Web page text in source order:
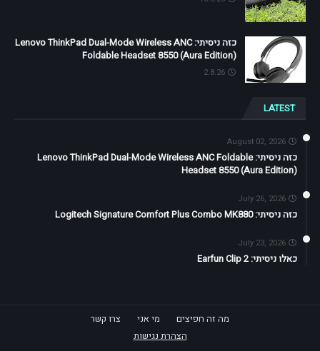
כזה ניסיתי: Lenovo ThinkPad Dual-Mode Wireless ANC
Foldable Headset 8550 (Aura Edition)
2.8.26
LATEST
August 02, 2026
כזה ניסיתי: Lenovo ThinkPad Dual-Mode Wireless ANC Foldable
Headset 8550 (Aura Edition)
July 26, 2026
כזה ניסיתי: Logitech Signature Comfort Plus Combo MK880
July 23, 2026
כאלו ניסיתי: Earfun Clip 2
מה זה חפיצים מי אני
צרו קשר
הצהרת נגישות